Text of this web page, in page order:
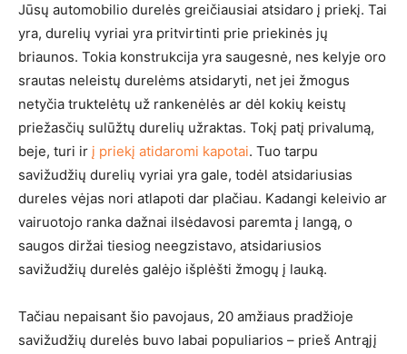
Jūsų automobilio durelės greičiausiai atsidaro į priekį. Tai
yra, durelių vyriai yra pritvirtinti prie priekinės jų
briaunos. Tokia konstrukcija yra saugesnė, nes kelyje oro
srautas neleistų durelėms atsidaryti, net jei žmogus
netyčia truktelėtų už rankenėlės ar dėl kokių keistų
priežasčių sulūžtų durelių užraktas. Tokį patį privalumą,
beje, turi ir į priekį atidaromi kapotai. Tuo tarpu
savižudžių durelių vyriai yra gale, todėl atsidariusias
dureles vėjas nori atlapoti dar plačiau. Kadangi keleivio ar
vairuotojo ranka dažnai ilsėdavosi paremta į langą, o
saugos diržai tiesiog neegzistavo, atsidariusios
savižudžių durelės galėjo išplėšti žmogų į lauką.
Tačiau nepaisant šio pavojaus, 20 amžiaus pradžioje
savižudžių durelės buvo labai populiarios – prieš Antrąjį